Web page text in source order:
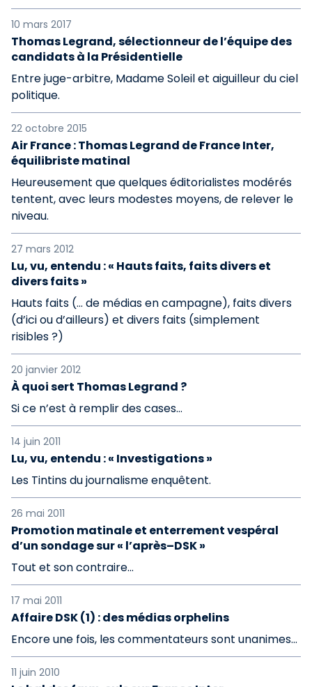
10 mars 2017
Thomas Legrand, sélectionneur de l’équipe des
candidats à la Présidentielle
Entre juge-arbitre, Madame Soleil et aiguilleur du ciel
politique.
22 octobre 2015
Air France : Thomas Legrand de France Inter,
équilibriste matinal
Heureusement que quelques éditorialistes modérés
tentent, avec leurs modestes moyens, de relever le
niveau.
27 mars 2012
Lu, vu, entendu : « Hauts faits, faits divers et
divers faits »
Hauts faits (… de médias en campagne), faits divers
(d’ici ou d’ailleurs) et divers faits (simplement
risibles ?)
20 janvier 2012
À quoi sert Thomas Legrand ?
Si ce n’est à remplir des cases…
14 juin 2011
Lu, vu, entendu : « Investigations »
Les Tintins du journalisme enquêtent.
26 mai 2011
Promotion matinale et enterrement vespéral
d’un sondage sur « l’après–DSK »
Tout et son contraire…
17 mai 2011
Affaire DSK (1) : des médias orphelins
Encore une fois, les commentateurs sont unanimes...
11 juin 2010